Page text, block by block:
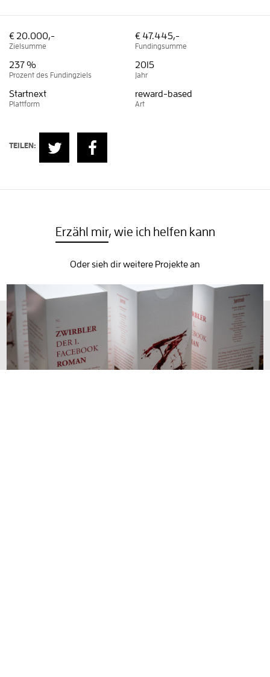
€ 20.000,-
Zielsumme
€ 47.445,-
Fundingsumme
237 %
Prozent des Fundingziels
2015
Jahr
Startnext
Plattform
reward-based
Art
TEILEN:
Erzähl mir, wie ich helfen kann
Oder sieh dir weitere Projekte an